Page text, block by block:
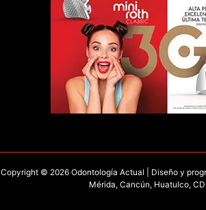
Copyright © 2026 Odontología Actual | Diseño y
Mérida, Cancún, Huatulco,